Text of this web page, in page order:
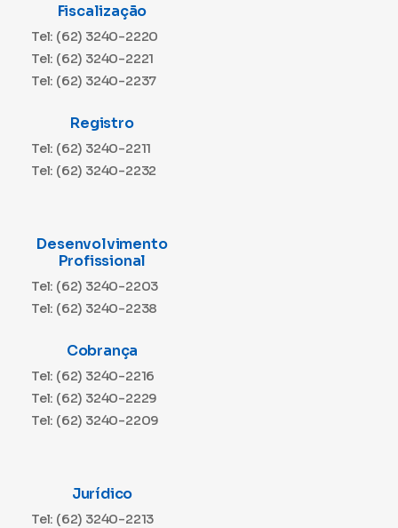
Fiscalização
Tel: (62) 3240-2220
Tel: (62) 3240-2221
Tel: (62) 3240-2237
Registro
Tel: (62) 3240-2211
Tel: (62) 3240-2232
Desenvolvimento
Profissional
Tel: (62) 3240-2203
Tel: (62) 3240-2238
Cobrança
Tel: (62) 3240-2216
Tel: (62) 3240-2229
Tel: (62) 3240-2209
Jurídico
Tel: (62) 3240-2213